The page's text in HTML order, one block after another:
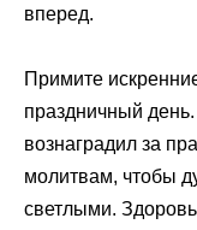
вперед.
Примите
праздничный
вознаградил за
молитвам, чтобы
светлыми.